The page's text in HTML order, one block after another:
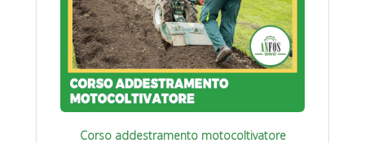
Corso addestramento motocoltivatore